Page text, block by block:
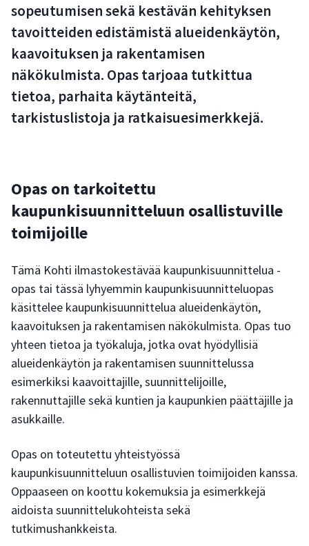
sopeutumisen sekä kestävän kehityksen
tavoitteiden edistämistä alueidenkäytön,
kaavoituksen ja rakentamisen
näkökulmista. Opas tarjoaa tutkittua
tietoa, parhaita käytänteitä,
tarkistuslistoja ja ratkaisuesimerkkejä.
Opas on tarkoitettu
kaupunkisuunnitteluun osallistuville
toimijoille
Tämä Kohti ilmastokestävää kaupunkisuunnittelua -
opas tai tässä lyhyemmin kaupunkisuunnitteluopas
käsittelee kaupunkisuunnittelua alueidenkäytön,
kaavoituksen ja rakentamisen näkökulmista. Opas tuo
yhteen tietoa ja työkaluja, jotka ovat hyödyllisiä
alueidenkäytön ja rakentamisen suunnittelussa
esimerkiksi kaavoittajille, suunnittelijoille,
rakennuttajille sekä kuntien ja kaupunkien päättäjille ja
asukkaille.
Opas on toteutettu yhteistyössä
kaupunkisuunnitteluun osallistuvien toimijoiden kanssa.
Oppaaseen on koottu kokemuksia ja esimerkkejä
aidoista suunnittelukohteista sekä
tutkimushankkeista.